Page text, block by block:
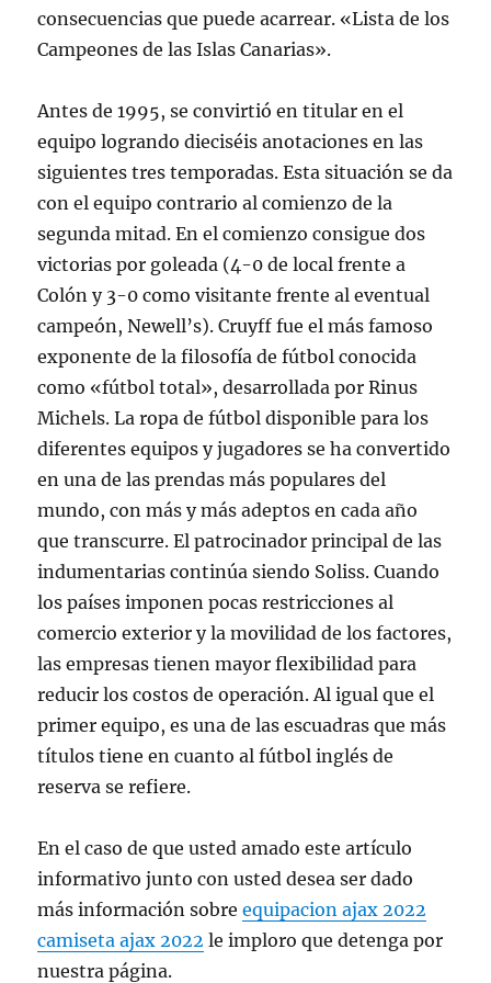
consecuencias que puede acarrear. «Lista de los
Campeones de las Islas Canarias».
Antes de 1995, se convirtió en titular en el
equipo logrando dieciséis anotaciones en las
siguientes tres temporadas. Esta situación se da
con el equipo contrario al comienzo de la
segunda mitad. En el comienzo consigue dos
victorias por goleada (4-0 de local frente a
Colón y 3-0 como visitante frente al eventual
campeón, Newell’s). Cruyff fue el más famoso
exponente de la filosofía de fútbol conocida
como «fútbol total», desarrollada por Rinus
Michels. La ropa de fútbol disponible para los
diferentes equipos y jugadores se ha convertido
en una de las prendas más populares del
mundo, con más y más adeptos en cada año
que transcurre. El patrocinador principal de las
indumentarias continúa siendo Soliss. Cuando
los países imponen pocas restricciones al
comercio exterior y la movilidad de los factores,
las empresas tienen mayor flexibilidad para
reducir los costos de operación. Al igual que el
primer equipo, es una de las escuadras que más
títulos tiene en cuanto al fútbol inglés de
reserva se refiere.
En el caso de que usted amado este artículo
informativo junto con usted desea ser dado
más información sobreequipacion ajax 2022
camiseta ajax 2022 le imploro que detenga por
nuestra página.